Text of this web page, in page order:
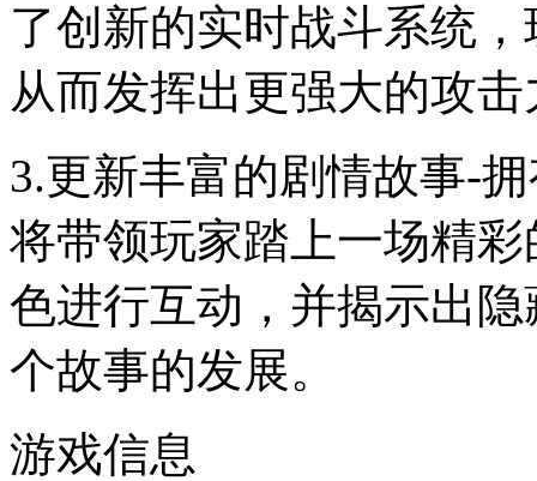
了创新的实时战斗系统
从而发挥出更强大的攻
3.更新丰富的剧情故事-
将带领玩家踏上一场精
色进行互动，并揭示出
个故事的发展。
游戏信息